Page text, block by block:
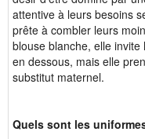
attentive à leurs besoins
prête à combler leurs
blouse blanche, elle invite
en dessous, mais elle
substitut maternel.
Quels sont les